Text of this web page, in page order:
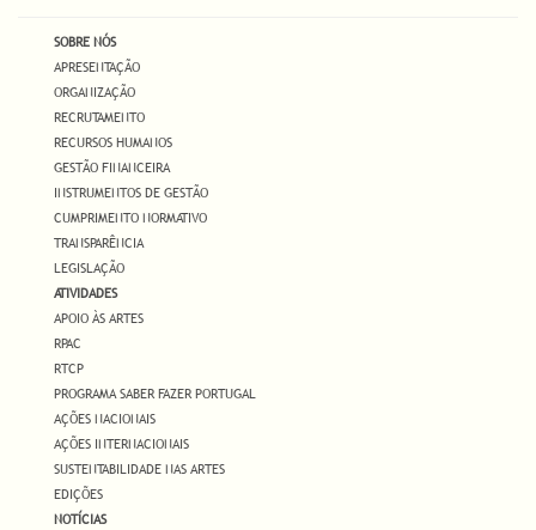
SOBRE NÓS
APRESENTAÇÃO
ORGANIZAÇÃO
RECRUTAMENTO
RECURSOS HUMANOS
GESTÃO FINANCEIRA
INSTRUMENTOS DE GESTÃO
CUMPRIMENTO NORMATIVO
TRANSPARÊNCIA
LEGISLAÇÃO
ATIVIDADES
APOIO ÀS ARTES
RPAC
RTCP
PROGRAMA SABER FAZER PORTUGAL
AÇÕES NACIONAIS
AÇÕES INTERNACIONAIS
SUSTENTABILIDADE NAS ARTES
EDIÇÕES
NOTÍCIAS